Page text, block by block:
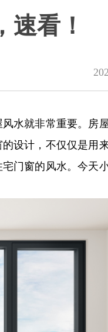
看！
水就非常重要。房
设计，不仅仅是用
门窗的风水。今天